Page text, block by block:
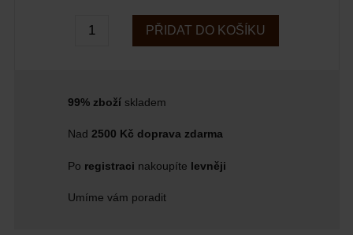
PŘIDAT DO KOŠÍKU
99% zbožískladem
Nad 2500 Kč doprava zdarma
Po registraci nakoupíte levněji
Umíme vám poradit